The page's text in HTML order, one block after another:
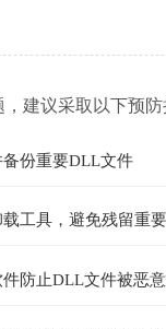
，建议采取以下预防
备份重要DLL文件
工具，避免残留重
件防止DLL文件被恶